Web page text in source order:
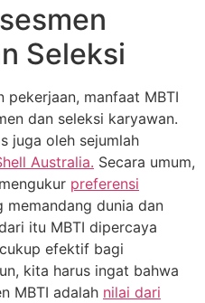
Seleksi
manfaat MBTI
dan seleksi karyawan.
juga oleh sejumlah
Australia. Secara umum,
preferensi
memandang dunia dan
itu MBTI dipercaya
efektif bagi
kita harus ingat bahwa
MBTI adalah nilai dari